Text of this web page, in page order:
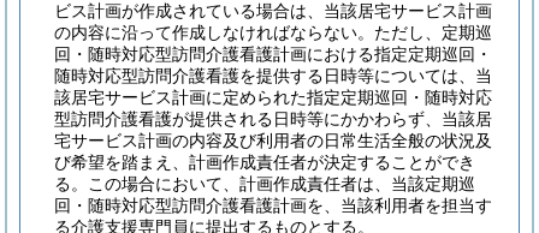
ビス計画が作成されている場合は、当該居宅サービス計画
の内容に沿って作成しなければならない。 ただし、定期巡
回・随時対応型訪問介護看護計画における指定定期巡回・
随時対応型訪問介護看護を提供する日時等については、当
該居宅サービス計画に定められた指定定期巡回・随時対応
型訪問介護看護が提供される日時等にかかわらず、当該居
宅サービス計画の内容及び利用者の日常生活全般の状況及
び希望を踏まえ、計画作成責任者が決定することができ
る。
この場合において、計画作成責任者は、当該定期巡
回・随時対応型訪問介護看護計画を、当該利用者を担当す
る介護支援専門員に提出するものとする。